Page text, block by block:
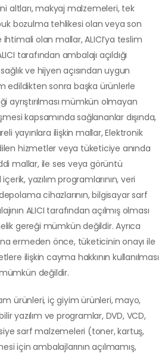
altları, makyaj malzemeleri, tek
bozulma tehlikesi olan veya son
olan mallar, ALICI’ya teslim
tarafından ambalajı açıldığı
ve hijyen açısından uygun
edildikten sonra başka ürünlerle
ayrıştırılması mümkün olmayan
kapsamında sağlananlar dışında,
yayınlara ilişkin mallar, Elektronik
hizmetler veya tüketiciye anında
mallar, ile ses veya görüntü
yazılım programlarının, veri
cihazlarının, bilgisayar sarf
ALICI tarafından açılmış olması
gereği mümkün değildir. Ayrıca
ermeden önce, tüketicinin onayı ile
ilişkin cayma hakkının kullanılması
değildir.
ürünleri, iç giyim ürünleri, mayo,
yazılım ve programlar, DVD, VCD,
sarf malzemeleri (toner, kartuş,
için ambalajlarının açılmamış,